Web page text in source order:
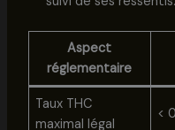
Aspect
réglementaire
Taux THC
maximal légal
<